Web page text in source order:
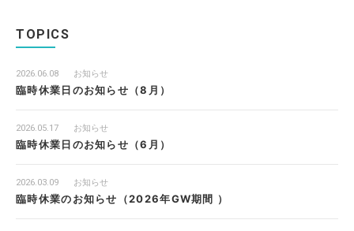
TOPICS
2026.06.08 お知らせ
臨時休業日のお知らせ（8月）
2026.05.17 お知らせ
臨時休業日のお知らせ（6月）
2026.03.09 お知らせ
臨時休業のお知らせ（2026年GW期間 ）